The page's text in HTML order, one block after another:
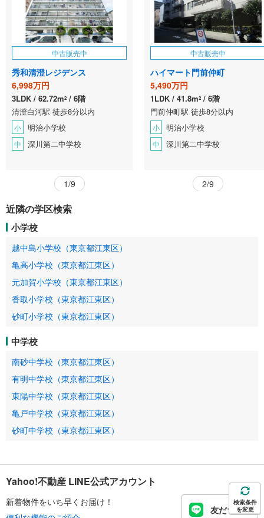
中古販売中
秀和清澄レジデンス
6,998万円
3LDK 62.72m2
6階
清澄白河駅 徒歩8分以内
小 明治小学校
中 深川第二中学校
1/9
中古販売中
ハイマート門前仲町
5,490万円
1LDK 41.8m2
6階
門前仲町駅 徒歩8分以内
小 明治小学校
中 深川第二中学校
2/9
近隣の学区検索
小学校
越中島小学校（東京都江東区）
亀高小学校（東京都江東区）
元加賀小学校（東京都江東区）
香取小学校（東京都江東区）
砂町小学校（東京都江東区）
中学校
南砂中学校（東京都江東区）
有明中学校（東京都江東区）
東陽中学校（東京都江東区）
亀戸中学校（東京都江東区）
砂町中学校（東京都江東区）
検索条件
を変更
Yahoo!不動産 LINE公式アカウント
新着物件をいち早くお届け！
友だち追加